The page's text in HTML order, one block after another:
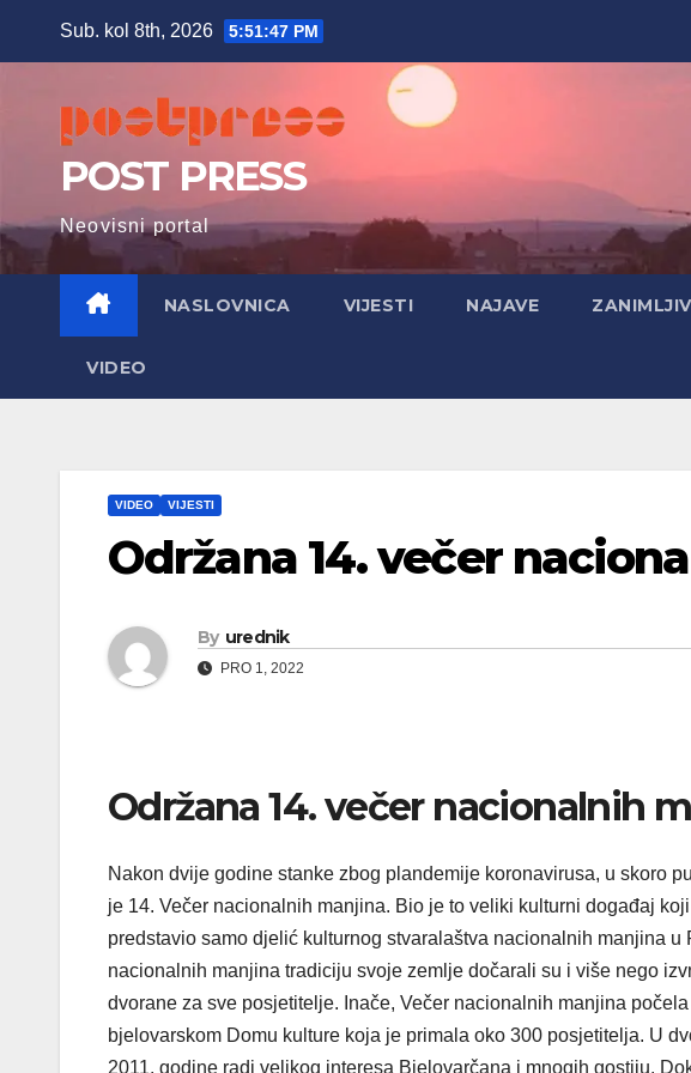
Sub. kol 8th, 2026 5:51:48 PM
POST PRESS
Neovisni portal
NASLOVNICA VIJESTI NAJAVE
VIDEO
VIDEO VIJESTI
Održana 14. večer
By urednik
PRO 1, 2022
Održana 14. večer nacionalnih
Nakon dvije godine stanke zbog plandemije koronavirusa, u skoro
je 14. Večer nacionalnih manjina. Bio je to veliki kulturni događaj
predstavio samo djelić kulturnog stvaralaštva nacionalnih manjina
nacionalnih manjina tradiciju svoje zemlje dočarali su i više nego
dvorane za sve posjetitelje. Inače, Večer nacionalnih manjina
bjelovarskom Domu kulture koja je primala oko 300 posjetitelja. U
2011. godine radi velikog interesa Bjelovarčana i mnogih gostiju.